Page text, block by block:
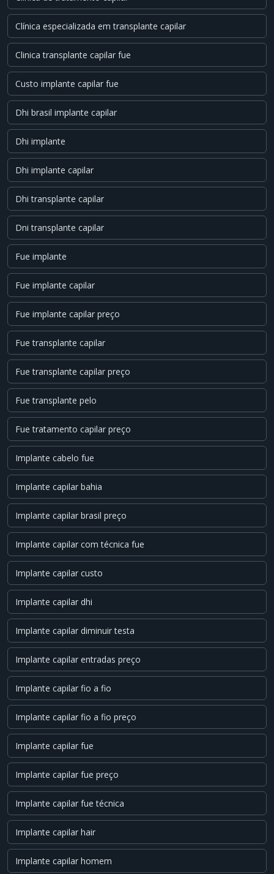
Clínica especializada em transplante capilar
Clinica transplante capilar fue
Custo implante capilar fue
Dhi brasil implante capilar
Dhi implante
Dhi implante capilar
Dhi transplante capilar
Dni transplante capilar
Fue implante
Fue implante capilar
Fue implante capilar preço
Fue transplante capilar
Fue transplante capilar preço
Fue transplante pelo
Fue tratamento capilar preço
Implante cabelo fue
Implante capilar bahia
Implante capilar brasil preço
Implante capilar com técnica fue
Implante capilar custo
Implante capilar dhi
Implante capilar diminuir testa
Implante capilar entradas preço
Implante capilar fio a fio
Implante capilar fio a fio preço
Implante capilar fue
Implante capilar fue preço
Implante capilar fue técnica
Implante capilar hair
Implante capilar homem